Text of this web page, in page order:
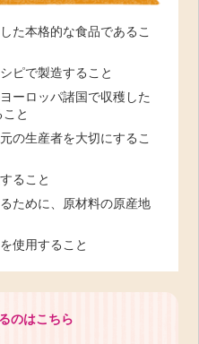
た本格的な食品であるこ
ピで製造すること
ーロッパ諸国で収穫した
と
の生産者を大切にするこ
ること
ために、原材料の原産地
使用すること
のはこちら